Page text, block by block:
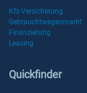
Kfz-Versicherung
Gebrauchtwagenmarkt
Finanzierung
Leasing
Quickfinder